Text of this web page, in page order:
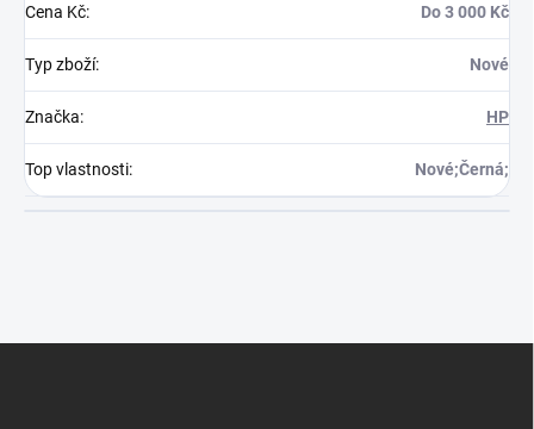
Cena Kč: Do 3 000 Kč
Typ zboží: Nové
Značka: HP
Top vlastnosti: Nové;Černá;